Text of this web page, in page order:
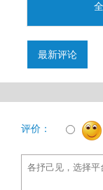
最新评论
评价：